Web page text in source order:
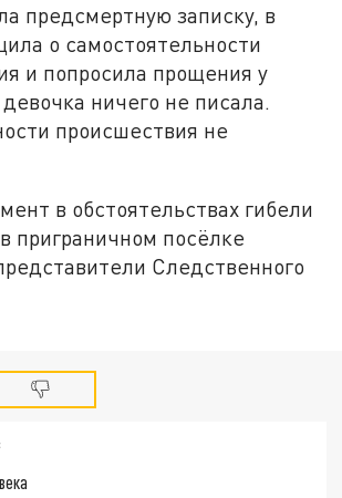
предсмертную записку, в
о самостоятельности
и попросила прощения у
ничего не писала.
происшествия не
в обстоятельствах гибели
приграничном посёлке
Следственного